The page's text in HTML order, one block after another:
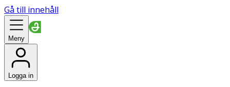
Gå till innehåll
Meny
Logga in